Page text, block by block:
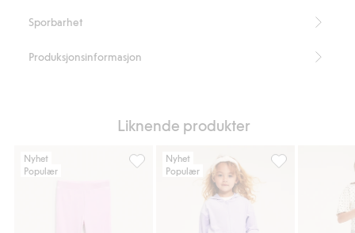
Sporbarhet
Produksjonsinformasjon
Liknende produkter
Nyhet
Populær
Utsvingte joggebukser i velur, Legg til i
Nyhet
Populær